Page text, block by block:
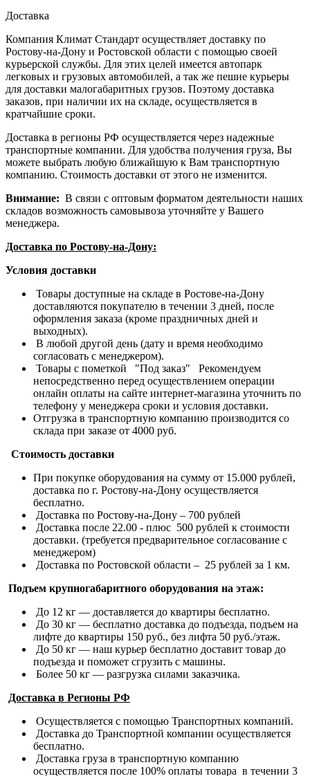
Доставка
Компания Климат Стандарт осуществляет доставку по
Ростову-на-Дону и Ростовской области с помощью своей
курьерской службы. Для этих целей имеется автопарк
легковых и грузовых автомобилей, а так же пешие курьеры
для доставки малогабаритных грузов. Поэтому доставка
заказов, при наличии их на складе, осуществляется в
кратчайшие сроки.
Доставка в регионы РФ осуществляется через надежные
транспортные компании. Для удобства получения груза, Вы
можете выбрать любую ближайшую к Вам транспортную
компанию. Стоимость доставки от этого не изменится.
Внимание: В связи с оптовым форматом деятельности наших
складов возможность самовывоза уточняйте у Вашего
менеджера.
Доставка по Ростову-на-Дону:
Условия доставки
Товары доступные на складе в Ростове-на-Дону
доставляются покупателю в течении 3 дней, после
оформления заказа (кроме праздничных дней и
выходных).
В любой другой день (дату и время необходимо
согласовать с менеджером).
Товары с пометкой "Под заказ" Рекомендуем
непосредственно перед осуществлением операции
онлайн оплаты на сайте интернет-магазина уточнить по
телефону у менеджера сроки и условия доставки.
Отгрузка в транспортную компанию производится со
склада при заказе от 4000 руб.
Стоимость доставки
При покупке оборудования на сумму от 15.000 рублей,
доставка по г. Ростову-на-Дону осуществляется
бесплатно.
Доставка по Ростову-на-Дону – 700 рублей
Доставка после 22.00 - плюс 500 рублей к стоимости
доставки. (требуется предварительное согласование с
менеджером)
Доставка по Ростовской области – 25 рублей за 1 км.
Подъем крупногабаритного оборудования на этаж:
До 12 кг — доставляется до квартиры бесплатно.
До 30 кг — бесплатно доставка до подъезда, подъем на
лифте до квартиры 150 руб., без лифта 50 руб./этаж.
До 50 кг — наш курьер бесплатно доставит товар до
подъезда и поможет сгрузить с машины.
Более 50 кг — разгрузка силами заказчика.
Доставка в Регионы РФ
Осуществляется с помощью Транспортных компаний.
Доставка до Транспортной компании осуществляется
бесплатно.
Доставка груза в транспортную компанию
осуществляется после 100% оплаты товара в течении 3